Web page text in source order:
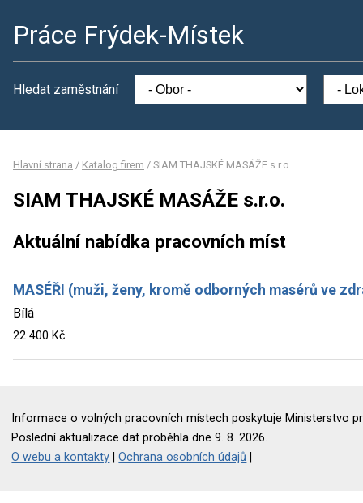
Práce Frýdek-Místek
Hledat zaměstnání
Hlavní strana / Katalog firem / SIAM THAJSKÉ MASÁŽE s.r.o.
SIAM THAJSKÉ MASÁŽE s.r.o.
Aktuální nabídka pracovních míst
MASÉŘI (muži, ženy, kromě odborných masérů ve
Bílá
22 400 Kč
Informace o volných pracovních místech poskytuje Ministerstvo
Poslední aktualizace dat proběhla dne 9. 8. 2026.
O webu a kontakty |Ochrana osobních údajů